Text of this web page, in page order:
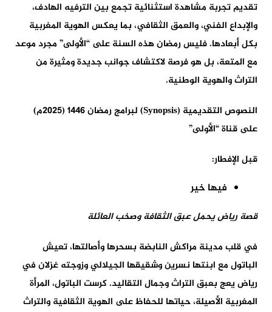
تقديم تجربة مشاهدة استثنائية تجمع بين الترفيه الهادف،
والإبداع الفني، والعمق الثقافي، بما يعكس الهوية المغربية
بكل أبعادها. فليس رمضان هذه السنة على “الأولى” مجرد موعد
مع المتعة، بل هو فرصة لاكتشاف جوانب جديدة ومثيرة من
التراث والهوية الوطنية.
النصوص التقديمية (Synopsis
) لبرامج رمضان 1446 (2025م)
على قناة “الأولى”
قبل الإفطار:
فيها خير
قصة رياض يحمل عبق الثقافة وصخب العائلة
في قلب مدينة مراكش النابضة بسحرها وأصالتها، تعيش
الباتول مع ابنتها نسرين وشقيقها الجيلالي وزوجته غزلان في
رياض يعج بعبق التراث وجمال التقاليد. كرست الباتول، المرأة
المغربية الأصيلة، حياتها للحفاظ على الهوية الثقافية والتراث